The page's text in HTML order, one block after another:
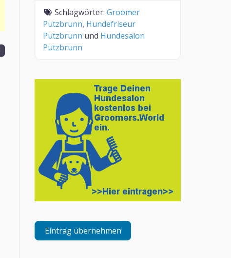
Schlagwörter:Groomer
Putzbrunn, Hundefriseur
Putzbrunn und Hundesalon
Putzbrunn
Eintrag übernehmen